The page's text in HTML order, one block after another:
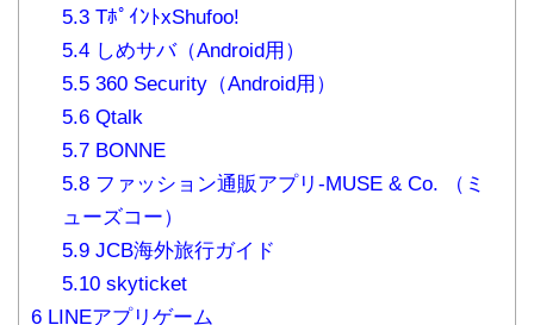
5.3TﾎﾟｲﾝﾄxShufoo!
5.4しめサバ（Android用）
5.5360 Security（Android用）
5.6Qtalk
5.7BONNE
5.8ファッション通販アプリ-MUSE & Co. （ミ
ューズコー）
5.9JCB海外旅行ガイド
5.10skyticket
6 LINEアプリゲーム